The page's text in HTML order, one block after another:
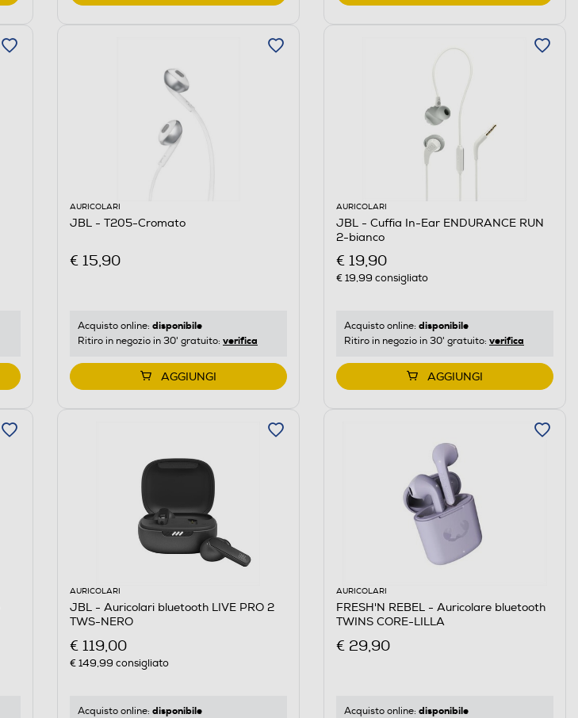
AURICOLARI
JBL - T205-Cromato
€ 15,90
Acquisto online: disponibile
Ritiro in negozio in 30' gratuito: verifica
AGGIUNGI
AURICOLARI
JBL - Cuffia In-Ear ENDURANCE RUN
2-bianco
€ 19,90
€ 19,99 consigliato
Acquisto online: disponibile
Ritiro in negozio in 30' gratuito: verifica
AGGIUNGI
AURICOLARI
JBL - Auricolari bluetooth LIVE PRO 2
TWS-NERO
€ 119,00
€ 149,99 consigliato
Acquisto online: disponibile
AURICOLARI
FRESH'N REBEL - Auricolare bluetooth
TWINS CORE-LILLA
€ 29,90
Acquisto online: disponibile